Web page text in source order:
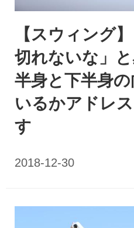
【スウィング
切れないな」
半身と下半身
いるかアドレ
す